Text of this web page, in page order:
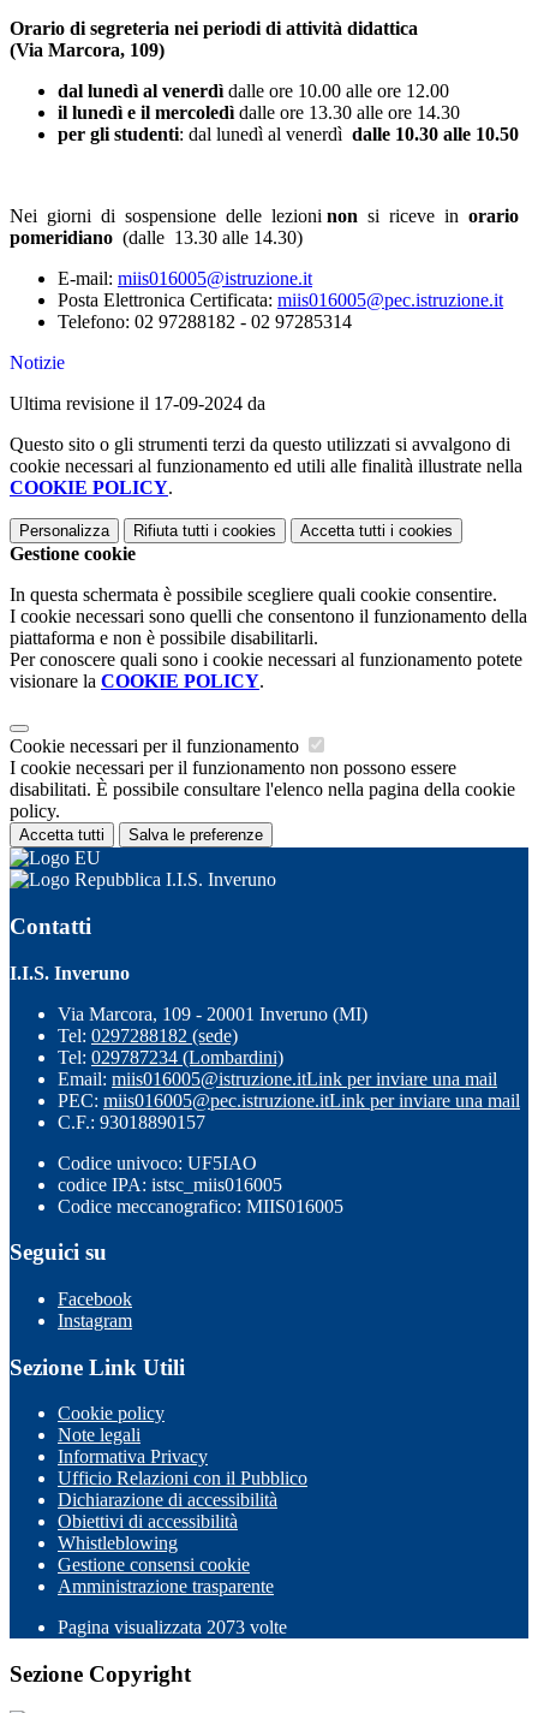
Orario di segreteria nei periodi di attività didattica
(Via Marcora, 109)
dal lunedì al venerdì dalle ore 10.00 alle ore 12.00
il lunedì e il mercoledì dalle ore 13.30 alle ore 14.30
per gli studenti: dal lunedì al venerdì dalle 10.30 alle 10.50
Nei giorni di sospensione delle lezioni non si riceve in orario
pomeridiano (dalle 13.30 alle 14.30)
E-mail: miis016005@istruzione.it
Posta Elettronica Certificata: miis016005@pec.istruzione.it
Telefono: 02 97288182 - 02 97285314
Notizie
Ultima revisione il 17-09-2024 da
Questo sito o gli strumenti terzi da questo utilizzati si avvalgono di
cookie necessari al funzionamento ed utili alle finalità illustrate nella
COOKIE POLICY.
Personalizza Rifiuta tutti i cookies Accetta tutti i cookies
Gestione cookie
In questa schermata è possibile scegliere quali cookie consentire.
I cookie necessari sono quelli che consentono il funzionamento della
piattaforma e non è possibile disabilitarli.
Per conoscere quali sono i cookie necessari al funzionamento potete
visionare la COOKIE POLICY.
Cookie necessari per il funzionamento
I cookie necessari per il funzionamento non possono essere
disabilitati. È possibile consultare l'elenco nella pagina della cookie
policy.
Accetta tutti Salva le preferenze
I.I.S. Inveruno
Contatti
I.I.S. Inveruno
Via Marcora, 109 - 20001 Inveruno (MI)
Tel: 0297288182 (sede)
Tel: 029787234 (Lombardini)
Email: miis016005@istruzione.itLink per inviare una mail
PEC: miis016005@pec.istruzione.itLink per inviare una mail
C.F.: 93018890157
Codice univoco: UF5IAO
codice IPA: istsc_miis016005
Codice meccanografico: MIIS016005
Seguici su
Facebook
Instagram
Sezione Link Utili
Cookie policy
Note legali
Informativa Privacy
Ufficio Relazioni con il Pubblico
Dichiarazione di accessibilità
Obiettivi di accessibilità
Whistleblowing
Gestione consensi cookie
Amministrazione trasparente
Pagina visualizzata 2073 volte
Sezione Copyright